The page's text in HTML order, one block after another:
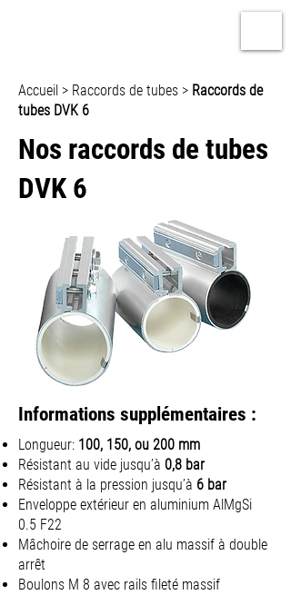
Accueil > Raccords de tubes > Raccords de
tubes DVK 6
Nos raccords de tubes
DVK 6
Informations supplémentaires :
Longueur: 100, 150, ou 200 mm
Résistant au vide jusqu’à 0,8 bar
Résistant à la pression jusqu’à 6 bar
Enveloppe extérieur en aluminium AlMgSi
0.5 F22
Mâchoire de serrage en alu massif à double
arrêt
Boulons M 8 avec rails fileté massif